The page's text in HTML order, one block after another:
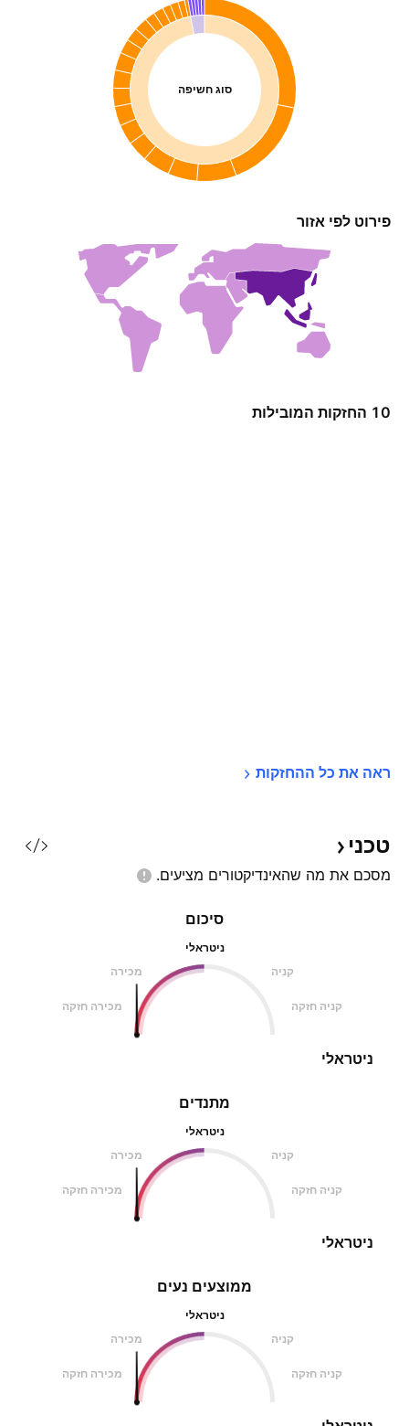
סוג חשיפה
פירוט לפי אזור
10 החזקות המובילות
ראה את כל ההחזקות
טכני
מסכם את מה שהאינדיקטורים מציעים.
מתנדים
ניטראלי
מכירה
קניה
מכירה חזקה קניה חזקה
ניטראלי
סיכום
ניטראלי
מכירה
קניה
מכירה חזקה קניה חזקה
ניטראלי
ממוצעים נעים
ניטראלי
מכירה
קניה
מכירה חזקה קניה חזקה